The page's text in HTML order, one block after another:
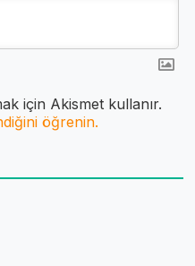
için Akismet kullanır.
öğrenin.